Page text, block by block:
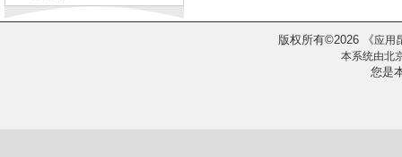
版权所有©2026 《应用
本系统由北
您是